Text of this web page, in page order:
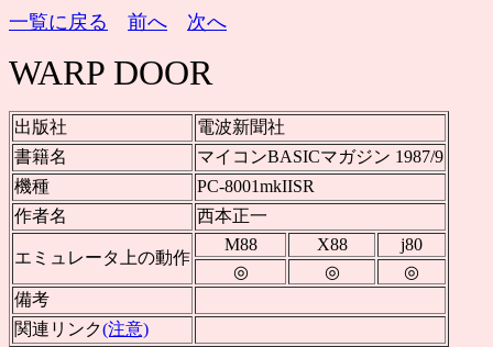
一覧に戻る 前へ 次へ
WARP DOOR
出版社
電波新聞社
書籍名
マイコンBASICマガジン 1987/9
機種
PC-8001mkIISR
作者名
西本正一
エミュレータ上の動作
M88 X88
j80
◎
◎
◎
備考
関連リンク(注意)